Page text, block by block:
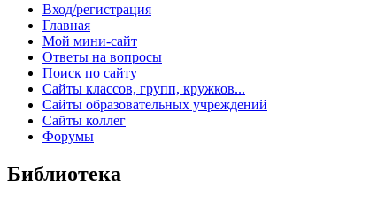
Вход/регистрация
Главная
Мой мини-сайт
Ответы на вопросы
Поиск по сайту
Сайты классов, групп, кружков...
Сайты образовательных учреждений
Сайты коллег
Форумы
Библиотека